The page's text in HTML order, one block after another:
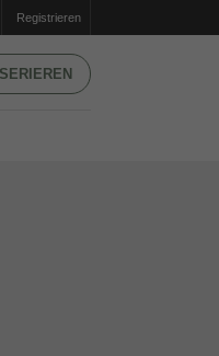
Registrieren